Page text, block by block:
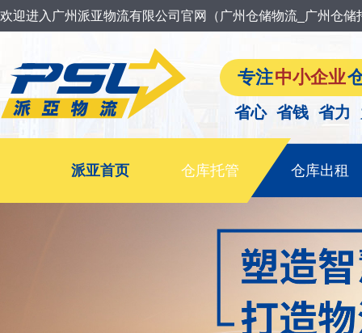
欢迎进入广州派亚物流有限公司官网（广州仓储物流_广州仓
专注中小企业
省心 省钱 省力
派亚首页 仓库托管 仓库出租